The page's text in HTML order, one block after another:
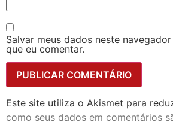
Salvar meus dados neste
que eu comentar.
Este site utiliza o Akismet para
como seus dados em comentários